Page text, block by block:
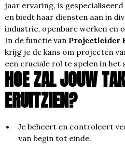
jaar ervaring, is
en biedt haar diensten aan in
industrie, openbare werken en
In de functie van Projectleider
krijg je de kans om projecten
een cruciale rol te spelen in het
HOE ZAL JOUW
ERUITZIEN?
Je beheert en controleert
van begin tot einde.